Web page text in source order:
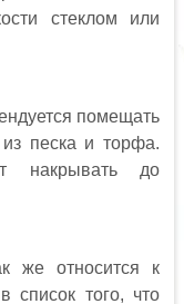
стеклом или
помещать
песка и торфа.
накрывать до
же относится к
список того, что